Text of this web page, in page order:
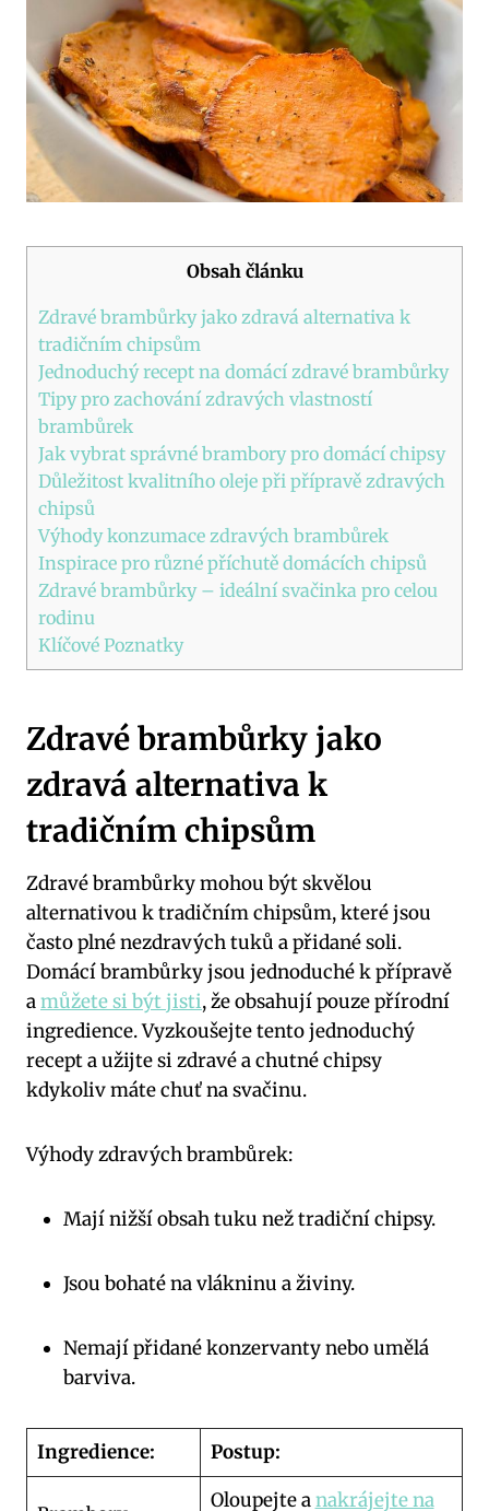
Obsah článku
Zdravé brambůrky jako zdravá alternativa k
tradičním chipsům
Jednoduchý recept na domácí zdravé brambůrky
Tipy pro zachování zdravých vlastností
brambůrek
Jak vybrat správné brambory pro domácí chipsy
Důležitost kvalitního oleje při přípravě zdravých
chipsů
Výhody konzumace zdravých brambůrek
Inspirace pro různé příchutě domácích chipsů
Zdravé brambůrky – ideální svačinka pro celou
rodinu
Klíčové Poznatky
Zdravé brambůrky jako
zdravá alternativa k
tradičním chipsům
Zdravé brambůrky mohou být skvělou
alternativou k tradičním chipsům, které jsou
často plné nezdravých tuků a přidané soli.
Domácí brambůrky jsou jednoduché k přípravě
amůžete si být jisti, že obsahují pouze přírodní
ingredience. Vyzkoušejte tento jednoduchý
recept a užijte si zdravé a chutné chipsy
kdykoliv máte chuť na svačinu.
Výhody zdravých brambůrek:
Mají nižší obsah tuku než tradiční chipsy.
Jsou bohaté na vlákninu a živiny.
Nemají přidané konzervanty nebo umělá
barviva.
Ingredience: Postup:
Oloupejte anakrájejte na